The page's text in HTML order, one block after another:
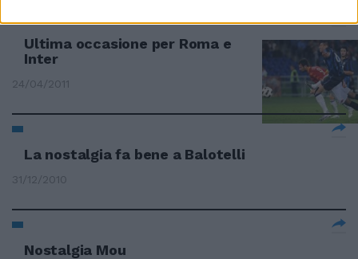
Ultima occasione per Roma e
Inter
24/04/2011
La nostalgia fa bene a Balotelli
31/12/2010
Nostalgia Mou